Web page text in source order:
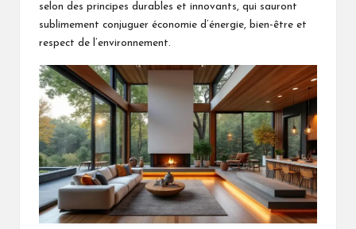
selon des principes durables et innovants, qui sauront
sublimement conjuguer économie d’énergie, bien-être et
respect de l’environnement.